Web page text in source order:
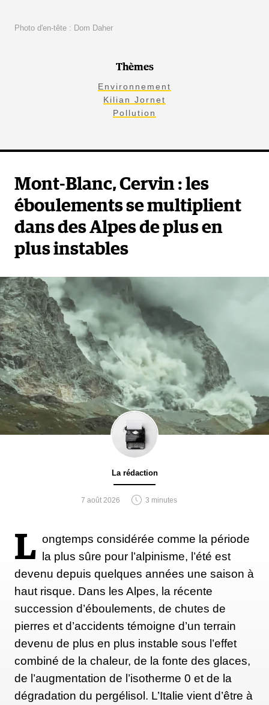
Photo d'en-tête : Dom Daher
Thèmes
Environnement
Kilian Jornet
Pollution
Mont-Blanc, Cervin : les
éboulements se multiplient
dans des Alpes de plus en
plus instables
La rédaction
7 août 2026 3 minutes
L ongtemps considérée comme la période
la plus sûre pour l’alpinisme, l’été est
devenu depuis quelques années une saison à
haut risque. Dans les Alpes, la récente
succession d’éboulements, de chutes de
pierres et d’accidents témoigne d’un terrain
devenu de plus en plus instable sous l’effet
combiné de la chaleur, de la fonte des glaces,
de l’augmentation de l’isotherme 0 et de la
dégradation du pergélisol. L’Italie vient d’être à